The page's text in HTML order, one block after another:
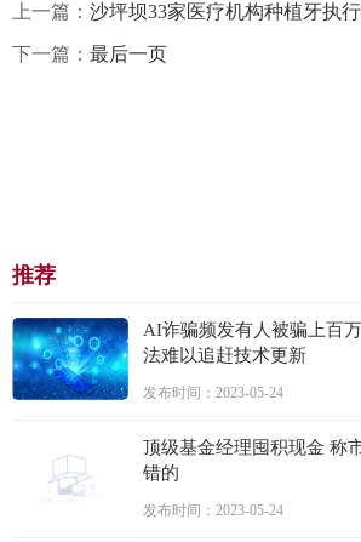
上一篇： 沙坪坝33家医疗机构种植牙执
下一篇： 最后一页
推荐
AI诈骗频发有人被骗上百
法难以追赶技术更新
发布时间：2023-05-24
顶级基金经理囤积现金 称
错的
发布时间：2023-05-24